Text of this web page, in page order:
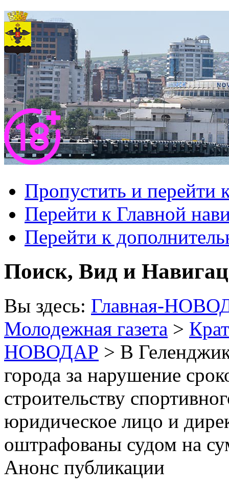
Пропустить и перейти
Перейти к Главной
Перейти к
Поиск, Вид и
Вы здесь: Главная-
Молодежная газета >
НОВОДАР > В
города за нарушение
строительству
юридическое лицо и
оштрафованы судом на
Анонс публикации